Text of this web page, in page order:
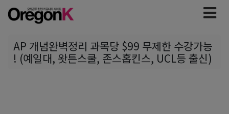
AP 개념완벽정리 과목당 $99 무제한 수강가능
! (예일대, 왓튼스쿨, 존스홉킨스, UCL등 출신)